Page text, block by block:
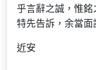
乎言辭之誠，惟銘
特先告訴，余當面
近安